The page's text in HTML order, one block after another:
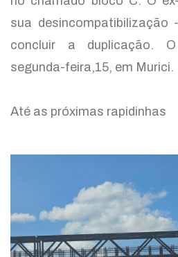
sua desincompatibilização
concluir a duplicação.
segunda-feira,15, em Murici.
Até as próximas rapidinhas